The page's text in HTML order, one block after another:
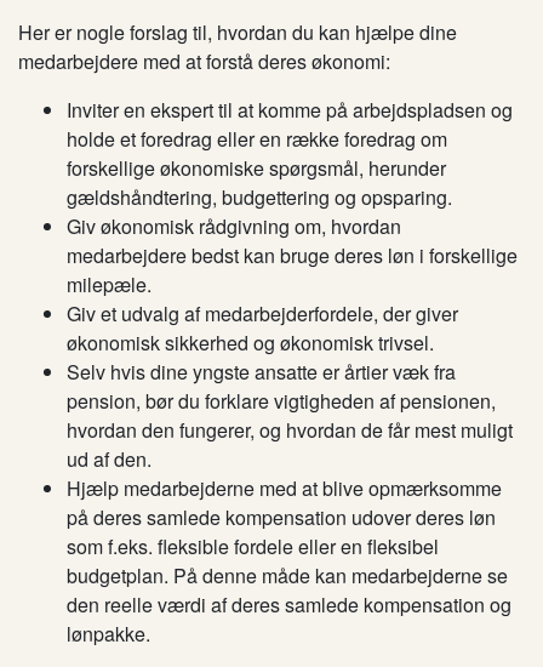
Her er nogle forslag til, hvordan du kan hjælpe dine
medarbejdere med at forstå deres økonomi:
Inviter en ekspert til at komme på arbejdspladsen og
holde et foredrag eller en række foredrag om
forskellige økonomiske spørgsmål, herunder
gældshåndtering, budgettering og opsparing.
Giv økonomisk rådgivning om, hvordan
medarbejdere bedst kan bruge deres løn i forskellige
milepæle.
Giv et udvalg af medarbejderfordele, der giver
økonomisk sikkerhed og økonomisk trivsel.
Selv hvis dine yngste ansatte er årtier væk fra
pension, bør du forklare vigtigheden af ​​pensionen,
hvordan den fungerer, og hvordan defår mest muligt
ud af den.
Hjælp medarbejderne med at blive opmærksomme
på deres samlede kompensation udover deres løn
som f.eks. fleksible fordele eller en fleksibel
budgetplan. På denne måde kan medarbejderne se
den reelle værdi af deressamlede kompensation og
lønpakke.